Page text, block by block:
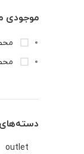
موجودی
outlet